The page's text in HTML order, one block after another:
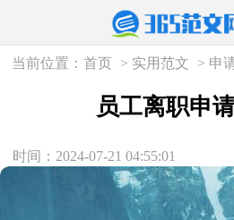
当前位置：首页 > 实用范文 > 申
员工离职申
时间：2024-07-21 04:55:01